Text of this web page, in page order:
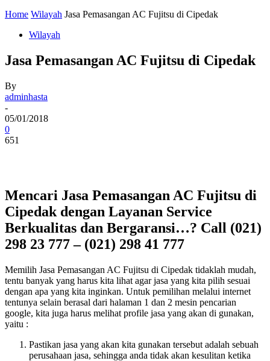
Home Wilayah Jasa Pemasangan AC Fujitsu di Cipedak
Wilayah
Jasa Pemasangan AC Fujitsu di Cipedak
By
adminhasta
-
05/01/2018
0
651
Mencari Jasa Pemasangan AC Fujitsu di
Cipedak dengan Layanan Service
Berkualitas dan Bergaransi…? Call (021)
298 23 777 – (021) 298 41 777
Memilih Jasa Pemasangan AC Fujitsu di Cipedak tidaklah mudah,
tentu banyak yang harus kita lihat agar jasa yang kita pilih sesuai
dengan apa yang kita inginkan. Untuk pemilihan melalui internet
tentunya selain berasal dari halaman 1 dan 2 mesin pencarian
google, kita juga harus melihat profile jasa yang akan di gunakan,
yaitu :
Pastikan jasa yang akan kita gunakan tersebut adalah sebuah
perusahaan jasa, sehingga anda tidak akan kesulitan ketika